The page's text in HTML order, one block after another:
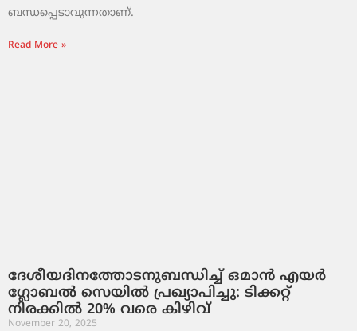
ബന്ധപ്പെടാവുന്നതാണ്.
Read More »
ദേശീയദിനത്തോടനുബന്ധിച്ച് ഒമാൻ എയർ
ഗ്ലോബൽ സെയിൽ പ്രഖ്യാപിച്ചു: ടിക്കറ്റ്
നിരക്കിൽ 20% വരെ കിഴിവ്
November 20, 2025